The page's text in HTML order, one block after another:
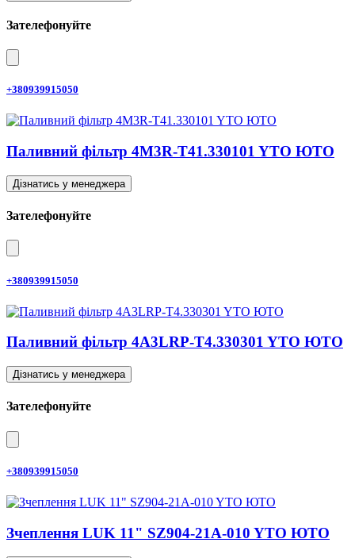
Зателефонуйте
+380939915050
Паливний фільтр 4M3R-T41.330101 YTO ЮТО
Дізнатись у менеджера
Зателефонуйте
+380939915050
Паливний фільтр 4A3LRP-T4.330301 YTO ЮТО
Дізнатись у менеджера
Зателефонуйте
+380939915050
Зчеплення LUK 11" SZ904-21A-010 YTO ЮТО